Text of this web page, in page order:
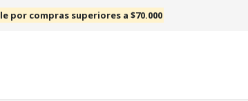
por compras superiores a $70.000